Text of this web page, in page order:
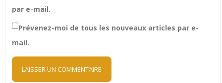
par e-mail.
Prévenez-moi de tous les nouveaux articles par e-
mail.